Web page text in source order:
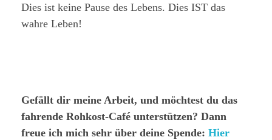
Dies ist keine Pause des Lebens. Dies IST das
wahre Leben!
Gefällt dir meine Arbeit, und möchtest du das
fahrende Rohkost-Café unterstützen? Dann
freue ich mich sehr über deine Spende: Hier